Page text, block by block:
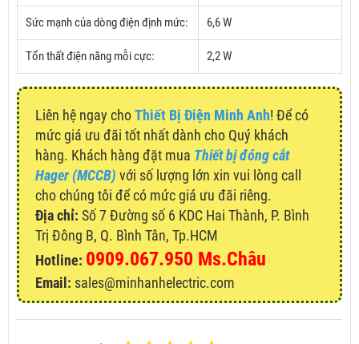
Sức mạnh của dòng điện định mức: 6,6 W
Tổn thất điện năng mỗi cực: 2,2 W
Liên hệ ngay choThiết Bị Điện Minh Anh! Để có
mức giá ưu đãi tốt nhất dành cho Quý khách
hàng. Khách hàng đặt mua Thiết bị đóng cắt
Hager (MCCB) với số lượng lớn xin vui lòng call
cho chúng tôi để có mức giá ưu đãi riêng.
Địa chỉ: Số 7 Đường số 6 KDC Hai Thành, P. Bình
Trị Đông B, Q. Bình Tân, Tp.HCM
Hotline: 0909.067.950 Ms.Châu
Email: sales@minhanhelectric.com